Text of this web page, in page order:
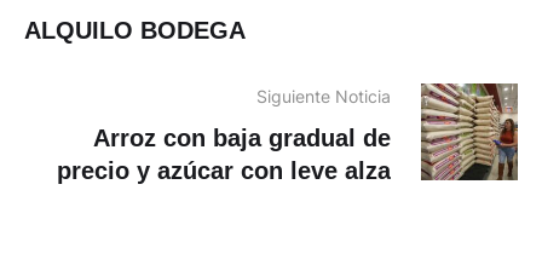
ALQUILO BODEGA
Siguiente Noticia
Arroz con baja gradual de
precio y azúcar con leve alza